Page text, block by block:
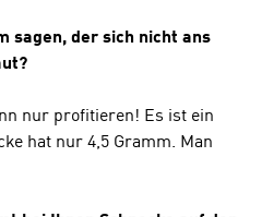
sagen, der sich nicht ans
nur profitieren! Es ist ein
hat nur 4,5 Gramm. Man